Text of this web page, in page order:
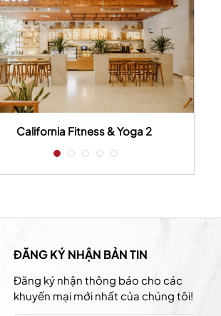
California Fitness & Yoga 2
ĐĂNG KÝ NHẬN BẢN TIN
Đăng ký nhận thông báo cho các
khuyến mại mới nhất của chúng tôi!